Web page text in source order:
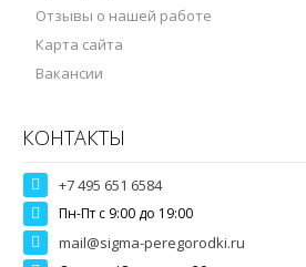
Отзывы о нашей работе
Карта сайта
Вакансии
КОНТАКТЫ
+7 495 651 6584
Пн-Пт c 9:00 до 19:00
mail@sigma-peregorodki.ru